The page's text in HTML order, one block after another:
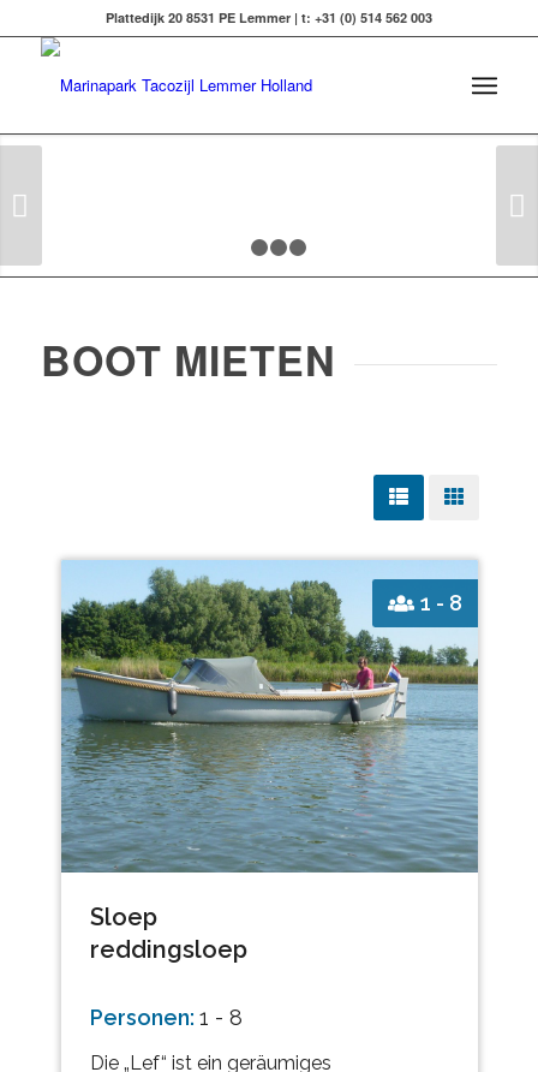
Plattedijk 20 8531 PE Lemmer | t: +31 (0) 514 562 003
BOOT MIETEN